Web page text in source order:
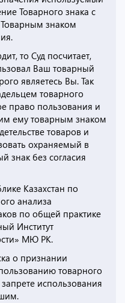
Товарного знака с
знаком
то Суд посчитает,
Ваш товарный
являетесь Вы. Так
товарного
право пользования и
ему товарным знаком
товаров и
охраняемый в
знак без согласия
Казахстан по
анализа
по общей практике
Институт
МЮ РК.
о признании
товарного
использования